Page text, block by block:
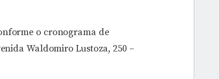
o cronograma de
Waldomiro Lustoza, 250 –